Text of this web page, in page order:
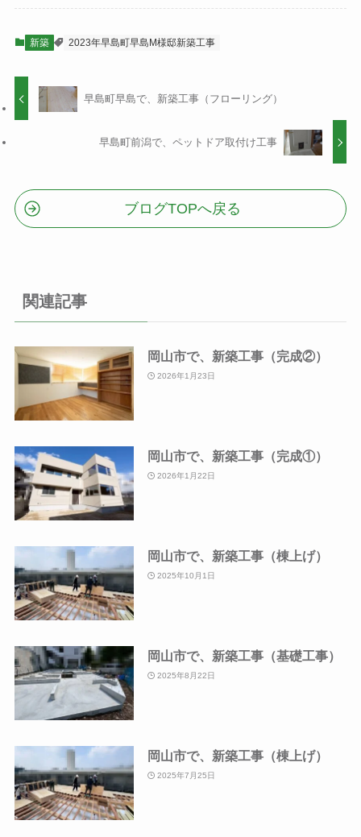
新築 2023年早島町早島M様邸新築工事
早島町早島で、新築工事（フローリング）
早島町前潟で、ペットドア取付け工事
ブログTOPへ戻る
関連記事
岡山市で、新築工事（完成②）
2026年1月23日
岡山市で、新築工事（完成①）
2026年1月22日
岡山市で、新築工事（棟上げ）
2025年10月1日
岡山市で、新築工事（基礎工事）
2025年8月22日
岡山市で、新築工事（棟上げ）
2025年7月25日